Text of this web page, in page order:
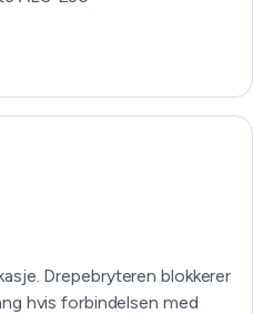
Drepebryteren blokkerer
hvis forbindelsen med